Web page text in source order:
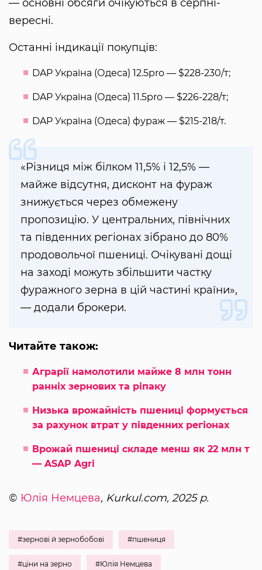
— основні обсяги очікуються в серпні-
вересні.
Останні індикації покупців:
DAP Україна (Одеса) 12.5pro — $228-230/т;
DAP Україна (Одеса) 11.5pro — $226-228/т;
DAP Україна (Одеса) фураж — $215-218/т.
«Різниця між білком 11,5% і 12,5% —
майже відсутня, дисконт на фураж
знижується через обмежену
пропозицію. У центральних, північних
та південних регіонах зібрано до 80%
продовольчої пшениці. Очікувані дощі
на заході можуть збільшити частку
фуражного зерна в цій частині країни»,
— додали брокери.
Читайте також:
Аграрії намолотили майже 8 млн тонн
ранніх зернових та ріпаку
Низька врожайність пшениці формується
за рахунок втрат у південних регіонах
Врожай пшениці складе менш як 22 млн т
— ASAP Agri
© Юлія Немцева, Kurkul.com, 2025 р.
#зернові й зернобобові #пшениця
#ціни на зерно #Юлія Немцева